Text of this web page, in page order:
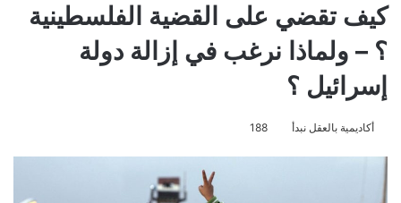
كيف تقضي على القضية الفلسطينية
؟ – ولماذا نرغب في إزالة دولة
إسرائيل ؟
أكاديمية بالعقل نبدأ 188